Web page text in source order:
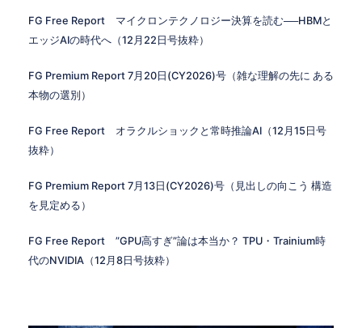
FG Free Report マイクロンテクノロジー決算を読む──HBMと
エッジAIの時代へ（12月22日号抜粋）
FG Premium Report 7月20日(CY2026)号（雑な理解の先に ある
本物の選別）
FG Free Report オラクルショックと常時推論AI（12月15日号
抜粋）
FG Premium Report 7月13日(CY2026)号（見出しの向こう 構造
を見定める）
FG Free Report ”GPU高すぎ”論は本当か？ TPU・Trainium時
代のNVIDIA（12月8日号抜粋）